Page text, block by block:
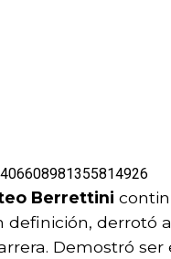
Berrettini
definición, derrotó
Demostró